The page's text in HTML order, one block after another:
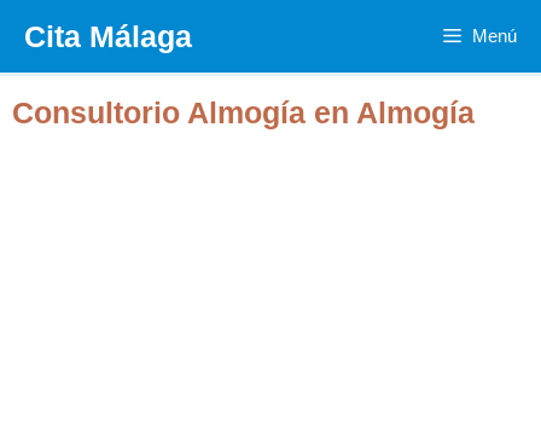
contenido
Cita Málaga Menú
Consultorio Almogía en Almogía